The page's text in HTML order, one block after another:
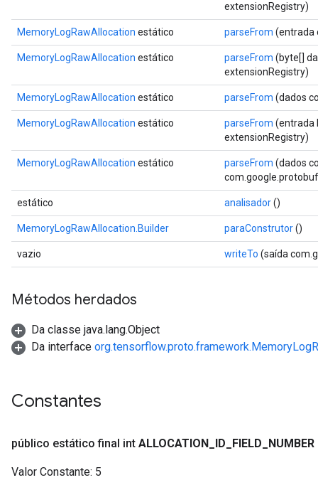
extensionRegistry)
MemoryLogRawAllocation estático parseFrom (entrada
MemoryLogRawAllocation estático parseFrom (byte[]
extensionRegistry)
MemoryLogRawAllocation estático parseFrom (dados
MemoryLogRawAllocation estático parseFrom (entrada
extensionRegistry)
MemoryLogRawAllocation estático parseFrom (dados
estático analisador()
MemoryLogRawAllocation.Builder paraConstrutor()
vazio writeTo (saída
Métodos herdados
Da classe java.lang.Object
Da interface
Constantes
público estático final int ALLOCATION ID FIELD NUMBER
Valor Constante: 5